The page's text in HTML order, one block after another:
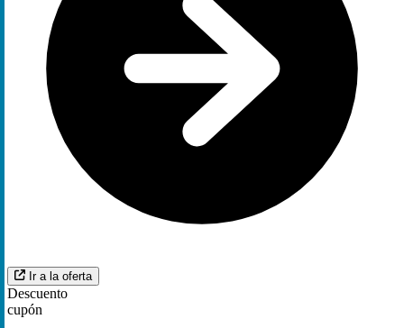
Ir a la oferta
Descuento
cupón